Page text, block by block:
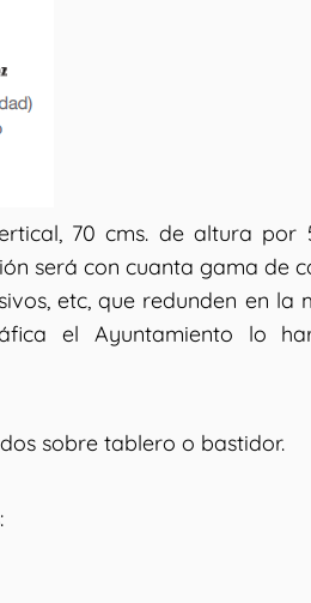
70 cms. de altura por
será con cuanta gama de
etc, que redunden en la
el Ayuntamiento lo
sobre tablero o bastidor.